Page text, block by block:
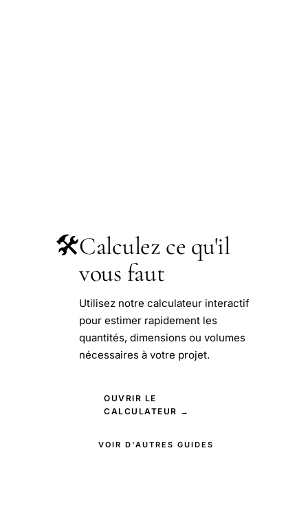
🛠️Calculez ce qu'il
vous faut
Utilisez notre calculateur interactif
pour estimer rapidement les
quantités, dimensions ou volumes
nécessaires à votre projet.
OUVRIR LE
CALCULATEUR →
VOIR D'AUTRES GUIDES